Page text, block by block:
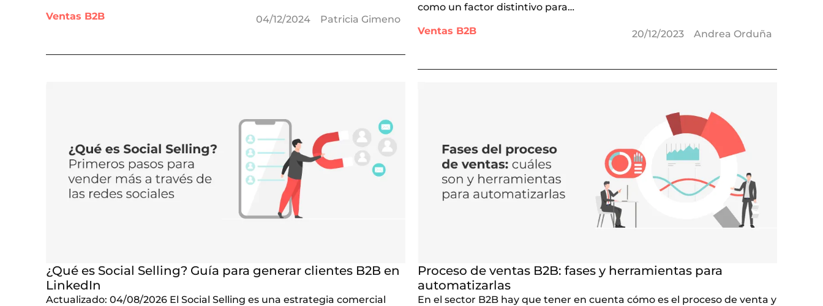
Ventas B2B 04/12/2024 Patricia Gimeno
como un factor distintivo para…
Ventas B2B 20/12/2023 Andrea Orduña
¿Qué es Social Selling? Guía para generar clientes B2B en
LinkedIn
Actualizado: 04/08/2026 El Social Selling es una estrategia comercial
Proceso de ventas B2B: fases y herramientas para
automatizarlas
En el sector B2B hay que tener en cuenta cómo es el proceso de venta y